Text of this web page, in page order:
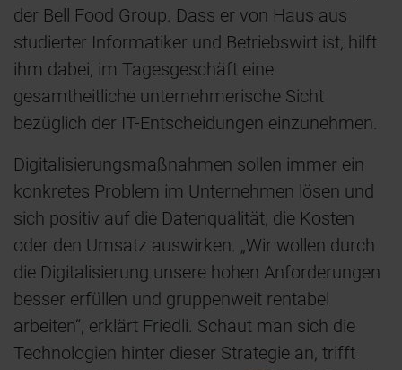
der Bell Food Group. Dass er von Haus aus
studierter Informatiker und Betriebswirt ist, hilft
ihm dabei, im Tagesgeschäft eine
gesamtheitliche unternehmerische Sicht
bezüglich der IT-Entscheidungen einzunehmen.
Digitalisierungsmaßnahmen sollen immer ein
konkretes Problem im Unternehmen lösen und
sich positiv auf die Datenqualität, die Kosten
oder den Umsatz auswirken. „Wir wollen durch
die Digitalisierung unsere hohen Anforderungen
besser erfüllen und gruppenweit rentabel
arbeiten“, erklärt Friedli. Schaut man sich die
Technologien hinter dieser Strategie an, trifft